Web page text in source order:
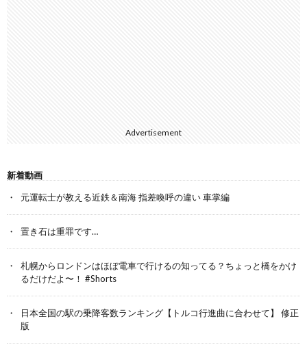
Advertisement
新着動画
元運転士が教える近鉄＆南海 指差喚呼の違い 車掌編
置き石は重罪です…
札幌からロンドンはほぼ電車で行けるの知ってる？ちょっと橋をかけ
るだけだよ〜！ #Shorts
日本全国の駅の乗降客数ランキング【トルコ行進曲に合わせて】 修正
版